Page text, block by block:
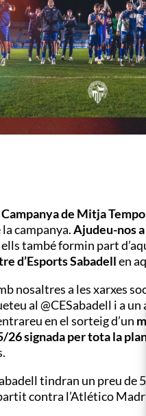
Campanya de Mitja
campanya.Ajudeu-nos
també formin part
d’Esports Sabadellen
nosaltres a les xarxes
al @CESabadell i a un
en el sorteig d’un
26 signada per tota la
tindran un preu
contra l’Atlético